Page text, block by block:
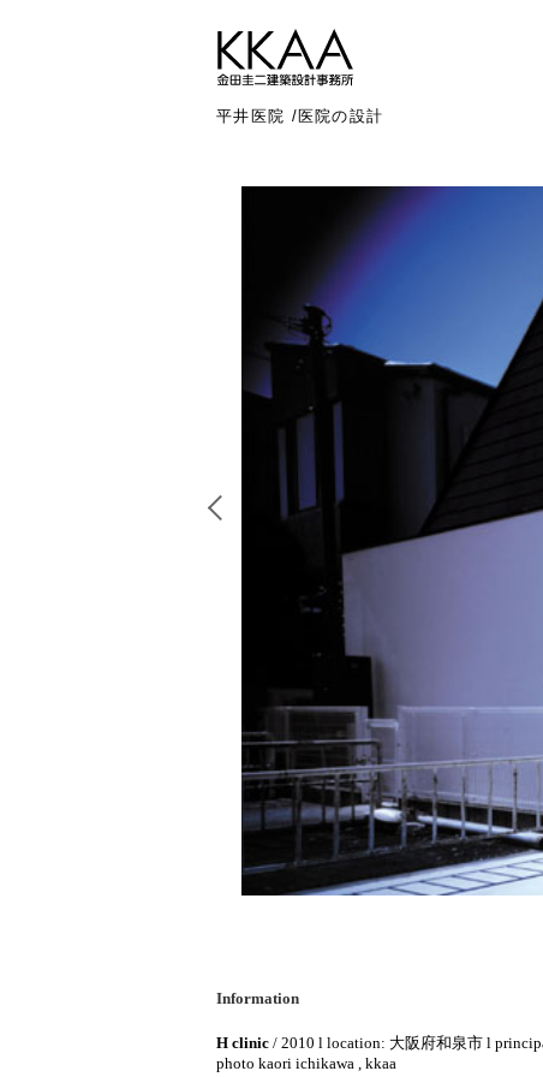
平井医院 /医院の設計
Information
H clinic / 2010 l location: 大阪府和泉市 l
photo kaori ichikawa , kkaa